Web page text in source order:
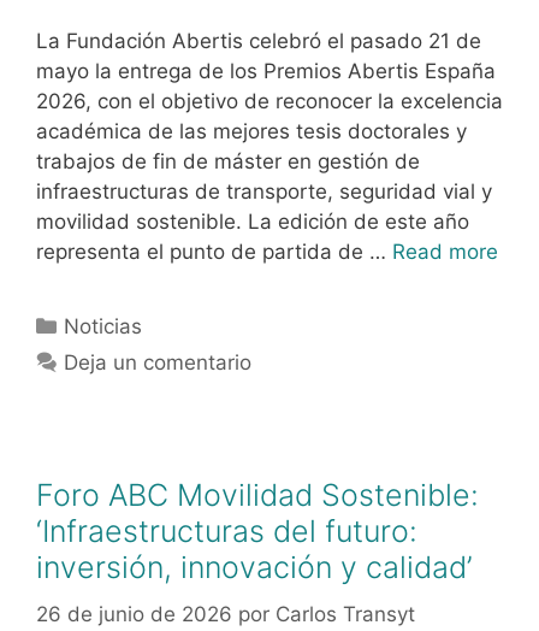
La Fundación Abertis celebró el pasado 21 de
mayo la entrega de los Premios Abertis España
2026, con el objetivo de reconocer la excelencia
académica de las mejores tesis doctorales y
trabajos de fin de máster en gestión de
infraestructuras de transporte, seguridad vial y
movilidad sostenible. La edición de este año
representa el punto de partida de … Read more
Noticias
Deja un comentario
Foro ABC Movilidad Sostenible:
‘Infraestructuras del futuro:
inversión, innovación y calidad’
26 de junio de 2026 por Carlos Transyt